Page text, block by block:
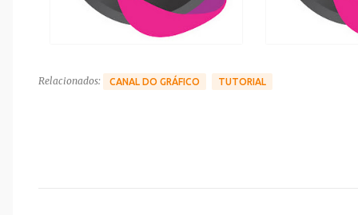
Relacionados: CANAL DO GRÁFICO TUTORIAL